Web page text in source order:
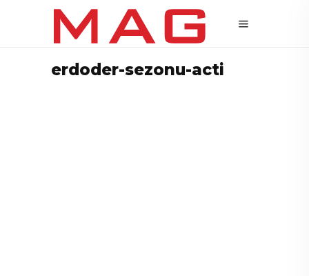
erdoder-sezonu-acti